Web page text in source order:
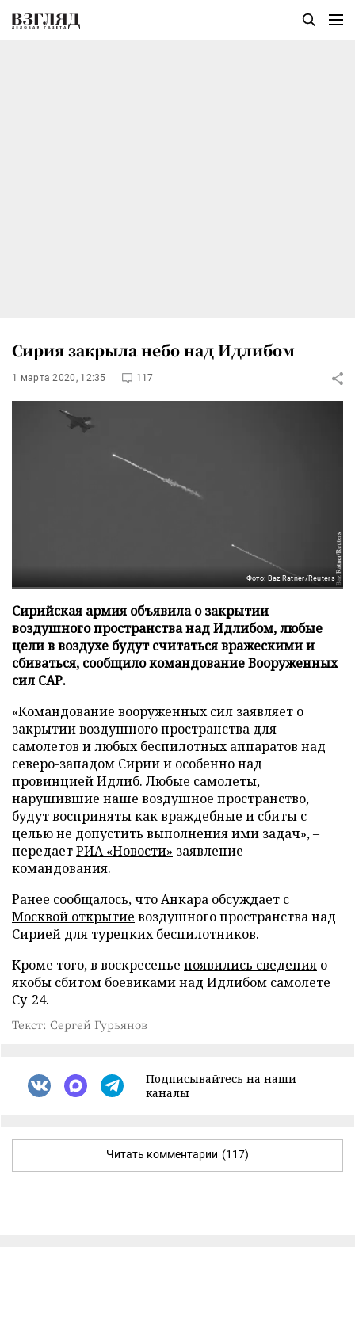
Сирия закрыла небо над Идлибом
1 марта 2020, 12:35 117
Фото: Baz Ratner/Reuters
Сирийская армия объявила о закрытии
воздушного пространства над Идлибом, любые
цели в воздухе будут считаться вражескими и
сбиваться, сообщило командование Вооруженных
сил САР.
«Командование вооруженных сил заявляет о
закрытии воздушного пространства для
самолетов и любых беспилотных аппаратов над
северо-западом Сирии и особенно над
провинцией Идлиб. Любые самолеты,
нарушившие наше воздушное пространство,
будут восприняты как враждебные и сбиты с
целью не допустить выполнения ими задач», –
передаетРИА «Новости» заявление
командования.
Ранее сообщалось, что Анкара обсуждает с
Москвой открытие воздушного пространства над
Сирией для турецких беспилотников.
Кроме того, в воскресенье появились сведения о
якобы сбитом боевиками над Идлибом самолете
Су-24.
Текст: Сергей Гурьянов
Подписывайтесь на наши
каналы
Читать комментарии (117)